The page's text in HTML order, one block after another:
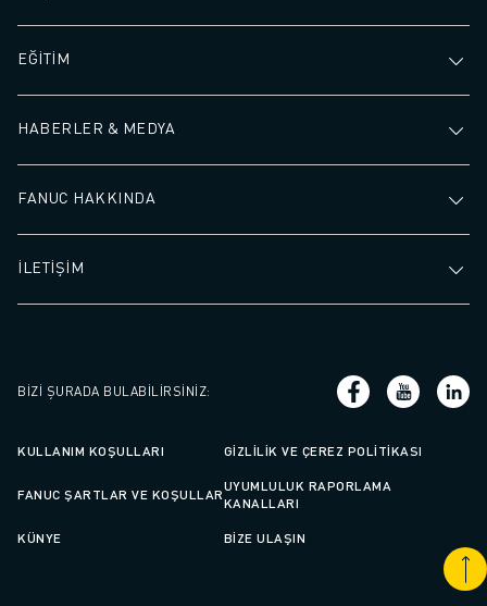
EĞİTİM
HABERLER & MEDYA
FANUC HAKKINDA
İLETİŞİM
BIZI ŞURADA BULABILIRSINIZ:
KULLANIM KOŞULLARI GIZLILIK VE ÇEREZ POLITIKASI
FANUC ŞARTLAR VE KOŞULLAR
UYUMLULUK RAPORLAMA
KANALLARI
KÜNYE BIZE ULAŞIN